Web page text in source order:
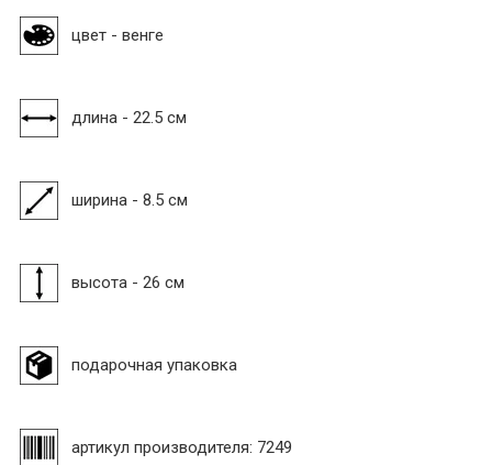
цвет - венге
длина - 22.5 см
ширина - 8.5 см
высота - 26 см
подарочная упаковка
артикул производителя: 7249